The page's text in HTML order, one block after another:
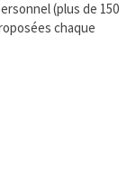
(plus de 150
chaque